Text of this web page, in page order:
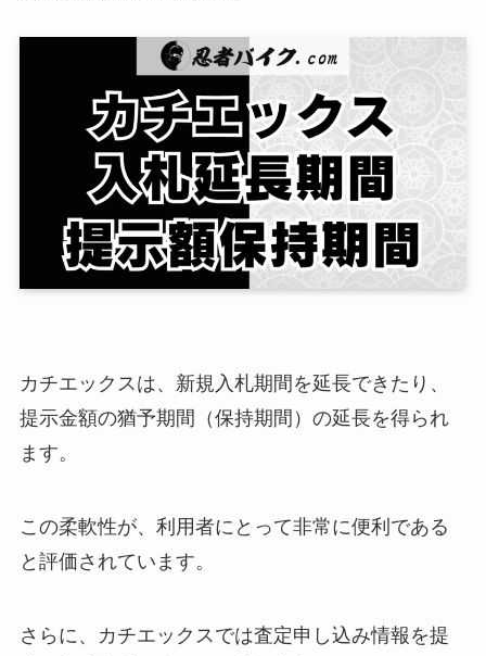
カチエックスは、新規入札期間を延長できたり、
提示金額の猶予期間（保持期間）の延長を得られ
ます。
この柔軟性が、利用者にとって非常に便利である
と評価されています。
さらに、カチエックスでは査定申し込み情報を提